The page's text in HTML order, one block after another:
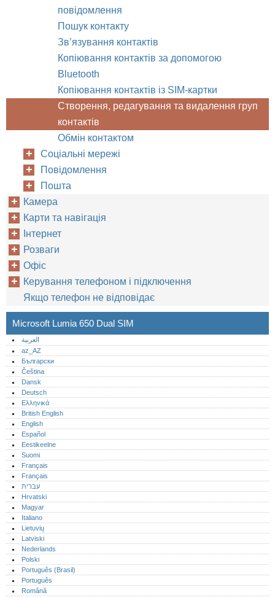
повідомлення
Пошук контакту
Зв’язування контактів
Копіювання контактів за допомогою
Bluetooth
Копіювання контактів із SIM-картки
Створення, редагування та видалення груп
контактів
Обмін контактом
Соціальні мережі
Повідомлення
Пошта
Камера
Карти та навігація
Інтернет
Розваги
Офіс
Керування телефоном і підключення
Якщо телефон не відповідає
Microsoft Lumia 650 Dual SIM
العربية
az_AZ
Български
Čeština
Dansk
Deutsch
Ελληνικά
British English
English
Español
Eestikeelne
Suomi
Français
Français
עברית
Hrvatski
Magyar
Italiano
Lietuvių
Latviski
Nederlands
Polski
Português (Brasil)
Português‎
Română